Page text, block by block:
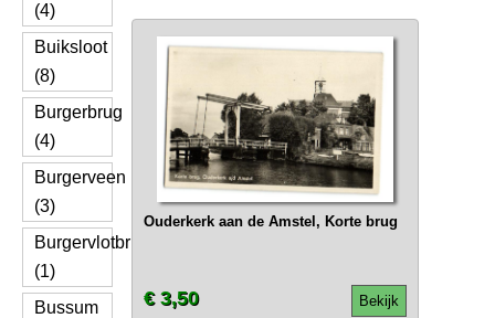
(4)
Buiksloot
(8)
Burgerbrug
(4)
Burgerveen
(3)
Burgervlotbrug
(1)
Bussum
Ouderkerk aan de Amstel, Korte brug
Bekijk
€ 3,50